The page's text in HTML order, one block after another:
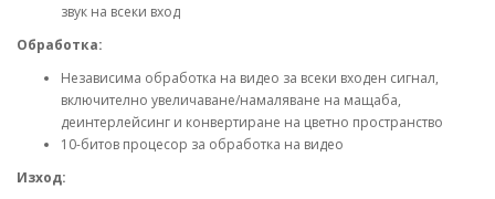
звук на всеки вход
Обработка:
Независима обработка на видео за всеки входен сигнал,
включително увеличаване/намаляване на мащаба,
деинтерлейсинг и конвертиране на цветно пространство
10-битов процесор за обработка на видео
Изход: